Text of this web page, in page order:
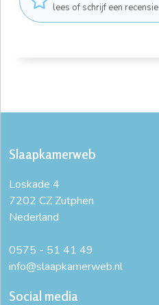
lees of schrijf een recensie
Slaapkamerweb
Loskade 4
7202 CZ Zutphen
Nederland
0575 - 51 41 49
info@slaapkamerweb.nl
Social media